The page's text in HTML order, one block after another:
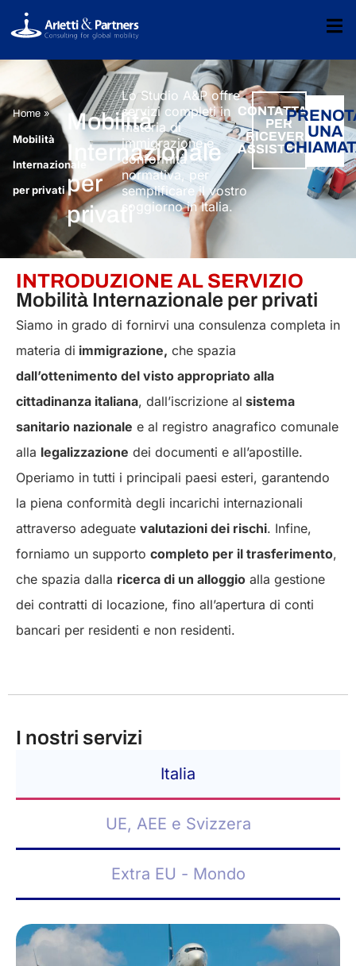
Home »
Mobilità
Internazionale
per privati
Mobilità
Internazionale
per
privati
Lo Studio A&P offre
servizi completi in
materia di
immigrazione e
conformità
normativa, per
semplificare il vostro
soggiorno in Italia.
CONTATTACI
PER
RICEVERE
ASSISTENZA
UNA
INTRODUZIONE AL SERVIZIO
Mobilità Internazionale per privati
Siamo in grado di fornirvi una consulenza completa in
materia di immigrazione, che spazia
dall’ottenimento del visto appropriato alla
cittadinanza italiana, dall’iscrizione al sistema
sanitario nazionale e al registro anagrafico comunale
alla legalizzazione dei documenti e all’apostille.
Operiamo in tutti i principali paesi esteri, garantendo
la piena conformità degli incarichi internazionali
attraverso adeguate valutazioni dei rischi. Infine,
forniamo un supporto completo per il trasferimento,
che spazia dalla ricerca di un alloggio alla gestione
dei contratti di locazione, fino all’apertura di conti
bancari per residenti e non residenti.
I nostri servizi
Italia
UE, AEE e Svizzera
Extra EU - Mondo